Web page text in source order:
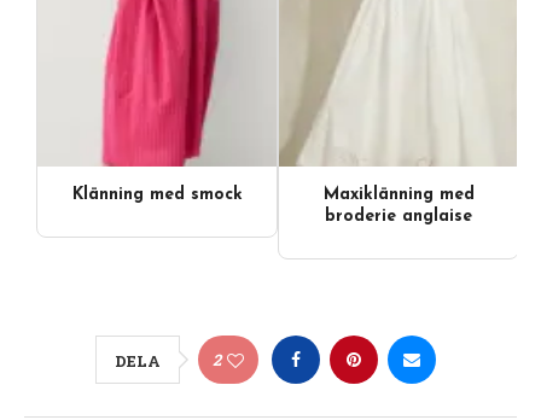
Klänning med smock
Maxiklänning med
broderie anglaise
DELA 2